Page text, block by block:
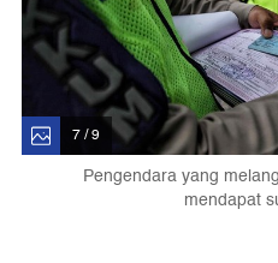
7 / 9
Pengendara yang
mendapat